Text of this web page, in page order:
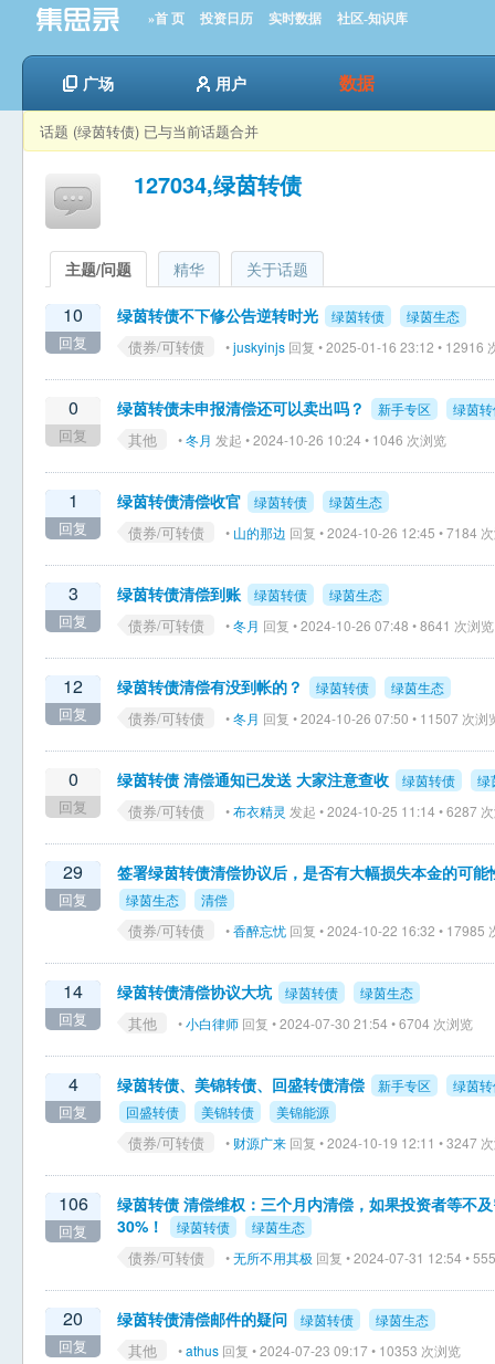
»首 页 投资日历 实时数据 社区-知识库
广场 用户 数据
话题 (绿茵转债) 已与当前话题合并
127034,绿茵转债
主题/问题 精华 关于话题
10
回复
绿茵转债不下修公告逆转时光 绿茵转债 绿茵生态
债券/可转债 •juskyinjs 回复 • 2025-01-16 23:12 • 12916
0
回复
绿茵转债未申报清偿还可以卖出吗？ 新手专区 绿茵
其他 •冬月 发起 • 2024-10-26 10:24 • 1046 次浏览
1
回复
绿茵转债清偿收官 绿茵转债 绿茵生态
债券/可转债 • 山的那边 回复 • 2024-10-26 12:45 • 7184
3
回复
绿茵转债清偿到账 绿茵转债 绿茵生态
债券/可转债 •冬月 回复 • 2024-10-26 07:48 • 8641 次浏览
12
回复
绿茵转债清偿有没到帐的？ 绿茵转债 绿茵生态
债券/可转债 •冬月 回复 • 2024-10-26 07:50 • 11507 次浏
0
回复
绿茵转债 清偿通知已发送 大家注意查收 绿茵转债 绿
债券/可转债 •布衣精灵 发起 • 2024-10-25 11:14 • 6287
29
回复
签署绿茵转债清偿协议后，是否有大幅损失本金的可能
绿茵生态 清偿
债券/可转债 •香醉忘忧 回复 • 2024-10-22 16:32 • 17985
14
回复
绿茵转债清偿协议大坑 绿茵转债 绿茵生态
其他 •小白律师 回复 • 2024-07-30 21:54 • 6704 次浏览
4
回复
绿茵转债、美锦转债、回盛转债清偿 新手专区
绿茵
回盛转债
美锦转债 美锦能源
债券/可转债 • 财源广来 回复 • 2024-10-19 12:11 • 3247
106
回复
绿茵转债 清偿维权：三个月内清偿，如果投资者等不
30%！
绿茵转债 绿茵生态
债券/可转债 •无所不用其极 回复 • 2024-07-31 12:54 •
20
回复
绿茵转债清偿邮件的疑问 绿茵转债 绿茵生态
其他 •athus 回复 • 2024-07-23 09:17 • 10353 次浏览